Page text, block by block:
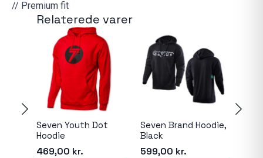
// Premium fit
Relaterede varer
Seven Youth Dot
Hoodie
469,00 kr.
Seven Brand Hoodie,
Black
599,00 kr.